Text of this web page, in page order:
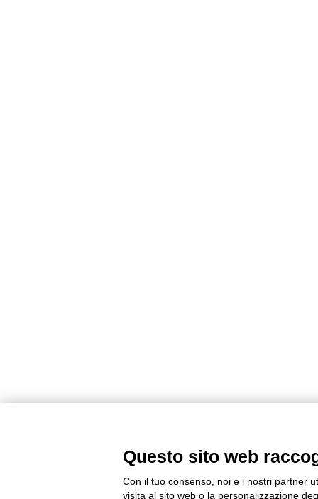
Questo sito web
Con il tuo consenso, noi e i nostri partner
visita al sito web o la personalizzazione